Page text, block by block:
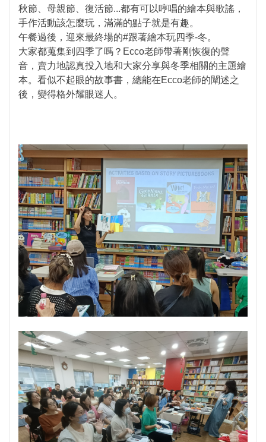
秋節、母親節、復活節...都有可以哼唱的繪本與歌謠，
手作活動該怎麼玩，滿滿的點子就是有趣。
午餐過後，迎來最終場的#跟著繪本玩四季-冬。
大家都蒐集到四季了嗎？Ecco老師帶著剛恢復的聲
音，賣力地認真投入地和大家分享與冬季相關的主題繪
本。看似不起眼的故事書，總能在Ecco老師的闡述之
後，變得格外耀眼迷人。